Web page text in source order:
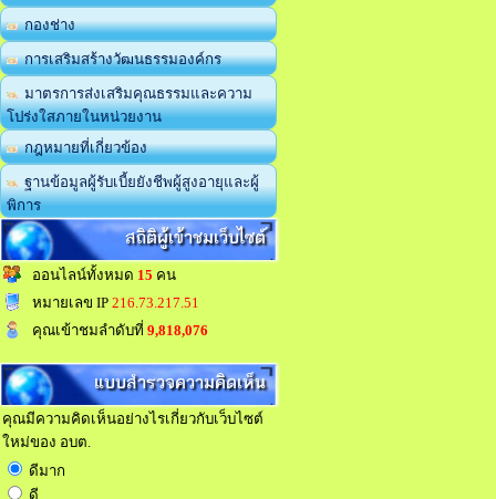
กองช่าง
การเสริมสร้างวัฒนธรรมองค์กร
มาตรการส่งเสริมคุณธรรมและความ
โปร่งใสภายในหน่วยงาน
กฎหมายที่เกี่ยวข้อง
ฐานข้อมูลผู้รับเบี้ยยังชีพผู้สูงอายุและผู้
พิการ
สถิติผู้เข้าชมเว็บไซต์
ออนไลน์ทั้งหมด 15 คน
หมายเลข IP 216.73.217.51
คุณเข้าชมลำดับที่ 9,818,076
แบบสำรวจความคิดเห็น
คุณมีความคิดเห็นอย่างไรเกี่ยวกับเว็บไซต์
ใหม่ของ อบต.
ดีมาก
ดี